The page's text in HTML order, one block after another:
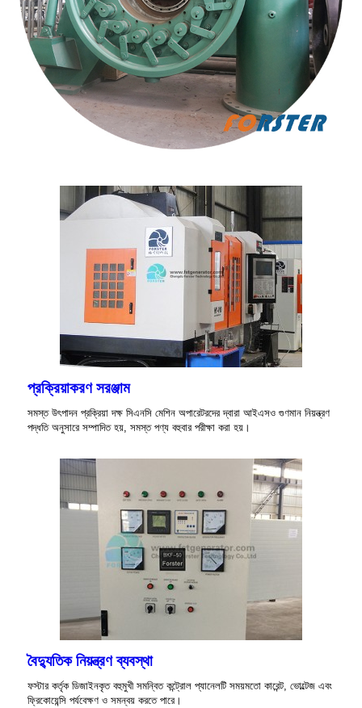
প্রক্রিয়াকরণ সরঞ্জাম
সমস্ত উৎপাদন প্রক্রিয়া দক্ষ সিএনসি মেশিন অপারেটরদের দ্বারা আইএসও গুণমান নিয়ন্ত্রণ
পদ্ধতি অনুসারে সম্পাদিত হয়, সমস্ত পণ্য বহুবার পরীক্ষা করা হয়।
বৈদ্যুতিক নিয়ন্ত্রণ ব্যবস্থা
ফস্টার কর্তৃক ডিজাইনকৃত বহুমুখী সমন্বিত কন্ট্রোল প্যানেলটি সময়মতো কারেন্ট, ভোল্টেজ এবং
ফ্রিকোয়েন্সি পর্যবেক্ষণ ও সমন্বয় করতে পারে।